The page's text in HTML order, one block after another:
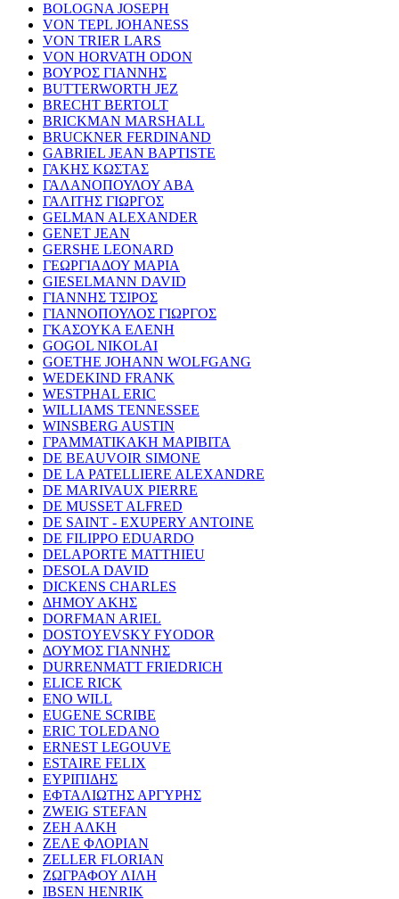
BOLOGNA JOSEPH
VON TEPL JOHANESS
VON TRIER LARS
VON HORVATH ODON
ΒΟΥΡΟΣ ΓΙΑΝΝΗΣ
BUTTERWORTH JEZ
BRECHT BERTOLT
BRICKMAN MARSHALL
BRUCKNER FERDINAND
GABRIEL JEAN BAPTISTE
ΓΑΚΗΣ ΚΩΣΤΑΣ
ΓΑΛΑΝΟΠΟΥΛΟΥ ΑΒΑ
ΓΑΛΙΤΗΣ ΓΙΩΡΓΟΣ
GELMAN ALEXANDER
GENET JEAN
GERSHE LEONARD
ΓΕΩΡΓΙΑΔΟΥ ΜΑΡΙΑ
GIESELMANN DAVID
ΓΙΑΝΝΗΣ ΤΣΙΡΟΣ
ΓΙΑΝΝΟΠΟΥΛΟΣ ΓΙΩΡΓΟΣ
ΓΚΑΣΟΥΚΑ ΕΛΕΝΗ
GOGOL NIKOLAI
GOETHE JOHANN WOLFGANG
WEDEKIND FRANK
WESTPHAL ERIC
WILLIAMS TENNESSEE
WINSBERG AUSTIN
ΓΡΑΜΜΑΤΙΚΑΚΗ ΜΑΡΙΒΙΤΑ
DE BEAUVOIR SIMONE
DE LA PATELLIERE ALEXANDRE
DE MARIVAUX PIERRE
DE MUSSET ALFRED
DE SAINT - EXUPERY ANTOINE
DE FILIPPO EDUARDO
DELAPORTE MATTHIEU
DESOLA DAVID
DICKENS CHARLES
ΔΗΜΟΥ ΑΚΗΣ
DORFMAN ARIEL
DOSTOYEVSKY FYODOR
ΔΟΥΜΟΣ ΓΙΑΝΝΗΣ
DURRENMATT FRIEDRICH
ELICE RICK
ENO WILL
EUGENE SCRIBE
ERIC TOLEDANO
ERNEST LEGOUVE
ESTAIRE FELIX
ΕΥΡΙΠΙΔΗΣ
ΕΦΤΑΛΙΩΤΗΣ ΑΡΓΥΡΗΣ
ZWEIG STEFAN
ΖΕΗ ΑΛΚΗ
ΖΕΛΕ ΦΛΟΡΙΑΝ
ZELLER FLORIAN
ΖΩΓΡΑΦΟΥ ΛΙΛΗ
IBSEN HENRIK